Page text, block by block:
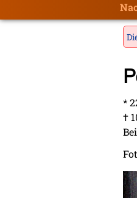
überspringen
*
†